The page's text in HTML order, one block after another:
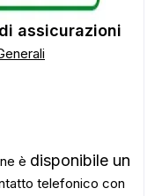
assicurazioni
è disponibile un
telefonico con